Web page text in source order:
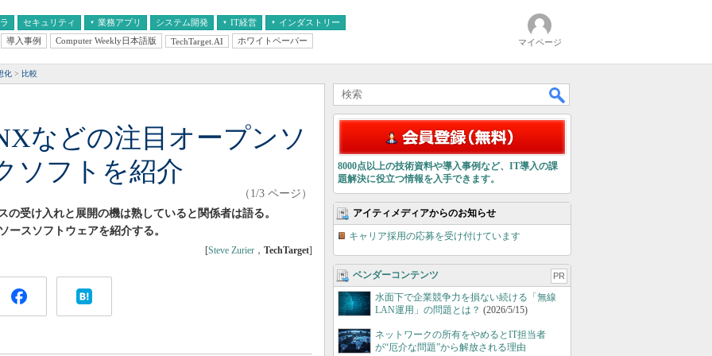
セキュリティ 業務アプリ
AI
システム開発 IT経営
経営とIT
インダストリー
医療IT
導入事例 Computer Weekly日本語版 TechTarget.AI ホワイトペーパー マイページ
化 比較
などの注目オープンソ
ソフトを紹介
（1/3 ページ）
受け入れと展開の機は熟していると関係者は語る。
ースソフトウェアを紹介する。
[Steve Zurier ， TechTarget]
8000点以上の技術資料や導入事例など、IT導入の課
題解決に役立つ情報を入手できます。
アイティメディアからのお知らせ
キャリア採用の応募を受け付けています
ベンダーコンテンツ PR
水面下で企業競争力を損ない続ける「無線
LAN運用」の問題とは？ (2026/5/15)
ネットワークの所有をやめるとIT担当者
が“厄介な問題”から解放される理由